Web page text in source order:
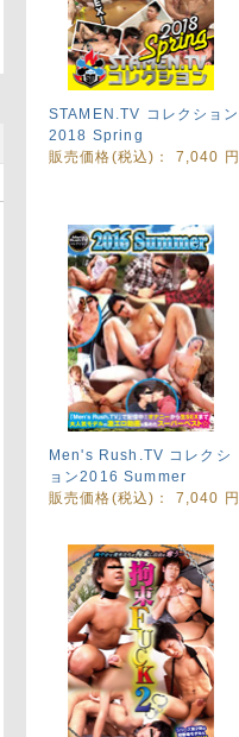
STAMEN.TV コレクション
2018 Spring
販売価格(税込)： 7,040 円
Men's Rush.TV コレクシ
ョン2016 Summer
販売価格(税込)： 7,040 円